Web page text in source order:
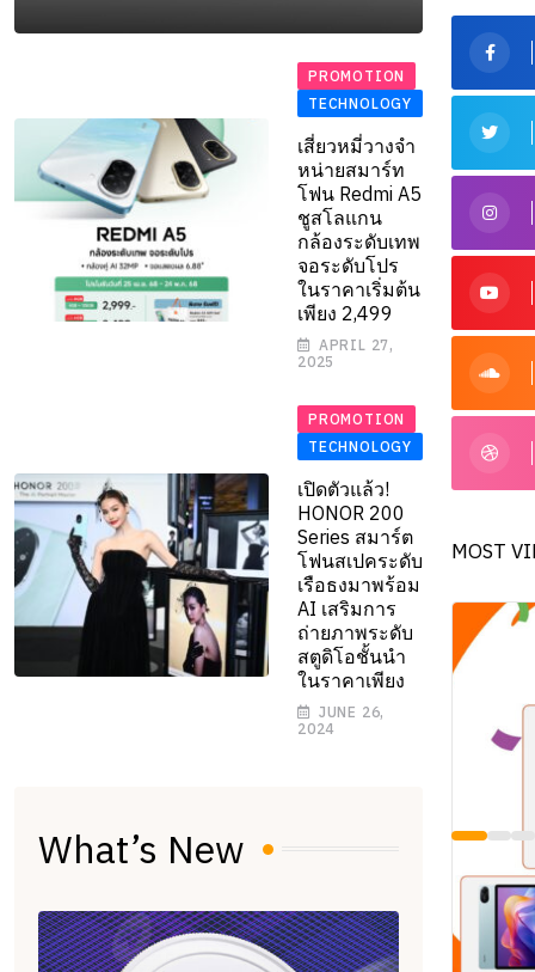
PROMOTION
TECHNOLOGY
เสี่ยวหมี่วางจำ
หน่ายสมาร์ท
โฟน Redmi A5
ชูสโลแกน
กล้องระดับเทพ
จอระดับโปร
ในราคาเริ่มต้น
เพียง 2,499
APRIL 27,
2025
PROMOTION
TECHNOLOGY
เปิดตัวแล้ว!
HONOR 200
Series สมาร์ต
โฟนสเปคระดับ
เรือธงมาพร้อม
AI เสริมการ
ถ่ายภาพระดับ
สตูดิโอชั้นนำ
ในราคาเพียง
JUNE 26,
2024
What’s New
MOST